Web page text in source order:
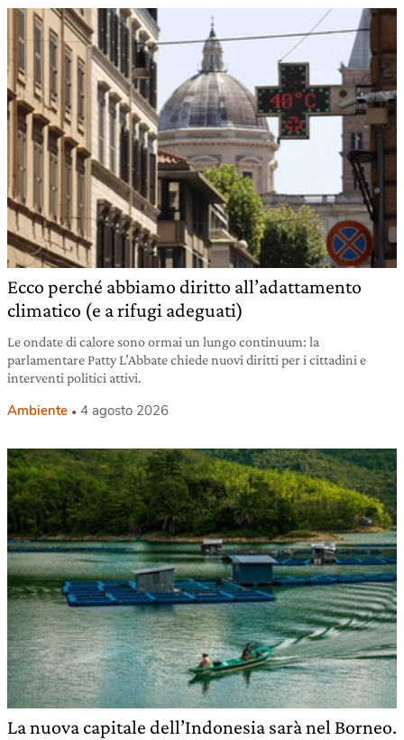
Ecco perché abbiamo diritto all’adattamento
climatico (e a rifugi adeguati)
Le ondate di calore sono ormai un lungo continuum: la
parlamentare Patty L’Abbate chiede nuovi diritti per i cittadini e
interventi politici attivi.
Ambiente 4 agosto 2026
La nuova capitale dell’Indonesia sarà nel Borneo.